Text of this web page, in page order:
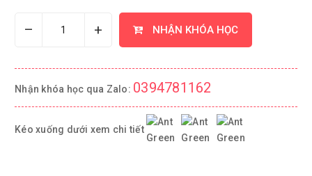
– + NHẬN KHÓA HỌC
Nhận khóa học qua Zalo: 0394781162
Kéo xuống dưới xem chi tiết